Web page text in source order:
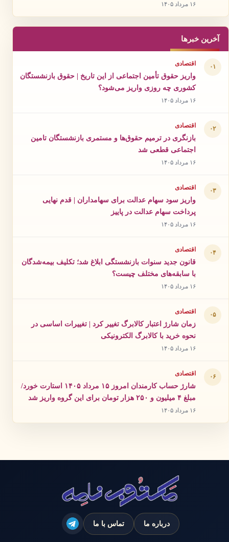
۱۶ مرداد ۱۴۰۵
آخرین خبرها
۰۱ اقتصادی
واریز حقوق تأمین اجتماعی از این تاریخ | حقوق بازنشستگان
کشوری چه روزی واریز می‌شود؟
۱۶ مرداد ۱۴۰۵
۰۲ اقتصادی
بازنگری در ترمیم حقوق‌ها و مستمری بازنشستگان تامین
اجتماعی قطعی شد
۱۶ مرداد ۱۴۰۵
۰۳ اقتصادی
واریز سود سهام عدالت برای سهامداران | قدم نهایی
پرداخت سهام عدالت در پاییز
۱۶ مرداد ۱۴۰۵
۰۴ اقتصادی
قانون جدید سنوات بازنشستگی ابلاغ شد؛ تکلیف بیمه‌شدگان
با سابقه‌های مختلف چیست؟
۱۶ مرداد ۱۴۰۵
۰۵ اقتصادی
زمان شارژ اعتبار کالابرگ تغییر کرد | تغییرات اساسی در
نحوه خرید با کالابرگ الکترونیکی
۱۶ مرداد ۱۴۰۵
۰۶ اقتصادی
شارژ حساب کارمندان امروز ۱۵ مرداد ۱۴۰۵ استارت خورد/
مبلغ ۴ میلیون و ۲۵۰ هزار تومان برای این گروه واریز شد
۱۶ مرداد ۱۴۰۵
درباره ما تماس با ما